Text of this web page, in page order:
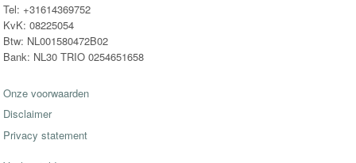
Tel: +31614369752
KvK: 08225054
Btw: NL001580472B02
Bank: NL30 TRIO 0254651658
Onze voorwaarden
Disclaimer
Privacy statement